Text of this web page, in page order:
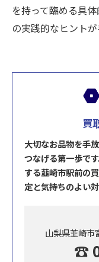
を持って臨める具
の実践的なヒントが
買
大切なお品物を手
つなげる第一歩で
する韮崎市駅前の
定と気持ちのよい
山梨県韮崎市
☎